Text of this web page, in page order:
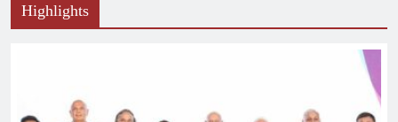
Highlights